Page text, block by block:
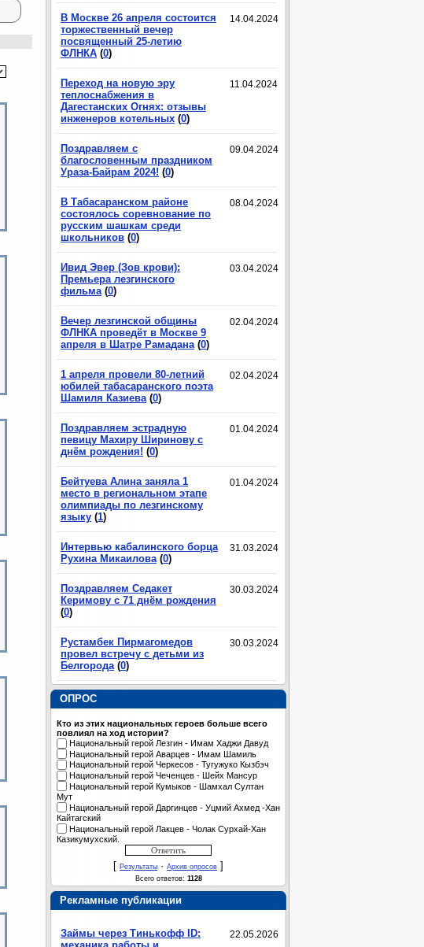
14.04.2024
В Москве 26 апреля состоится
торжественный вечер
посвященный 25-летию
ФЛНКА (0)
11.04.2024
Переход на новую эру
теплоснабжения в
Дагестанских Огнях: отзывы
инженеров котельных (0)
09.04.2024
Поздравляем с
благословенным праздником
Ураза-Байрам 2024! (0)
08.04.2024
В Табасаранском районе
состоялось соревнование по
русским шашкам среди
школьников (0)
03.04.2024
Ивид Эвер (Зов крови):
Премьера лезгинского
фильма (0)
02.04.2024
Вечер лезгинской общины
ФЛНКА проведёт в Москве 9
апреля в Шатре Рамадана (0)
02.04.2024
1 апреля провели 80-летний
юбилей табасаранского поэта
Шамиля Казиева (0)
01.04.2024
Поздравляем эстрадную
певицу Махиру Ширинову с
днём рождения! (0)
01.04.2024
Бейтуева Алина заняла 1
место в региональном этапе
олимпиады по лезгинскому
языку (1)
31.03.2024
Интервью кабалинского борца
Рухина Микаилова (0)
30.03.2024
Поздравляем Седакет
Керимову с 71 днём рождения
(0)
30.03.2024
Рустамбек Пирмагомедов
провел встречу с детьми из
Белгорода (0)
ОПРОС
Кто из этих национальных героев больше всего
повлиял на ход истории?
Национальный герой Лезгин - Имам Хаджи Давуд
Национальный герой Аварцев - Имам Шамиль
Национальный герой Черкесов - Тугужуко Кызбэч
Национальный герой Чеченцев - Шейх Мансур
Национальный герой Кумыков - Шамхал Султан
Мут
Национальный герой Даргинцев - Уцмий Ахмед -Хан
Кайтагский
Национальный герой Лакцев - Чолак Сурхай-Хан
Казикумухский.
[ Результаты · Архив опросов ]
Всего ответов: 1128
Рекламные публикации
22.05.2026
Займы через Тинькофф ID: